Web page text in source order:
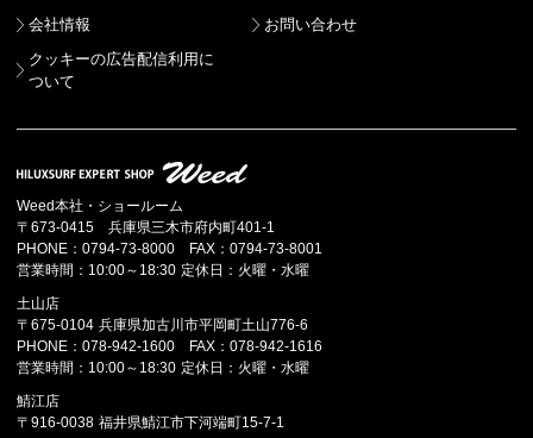
会社情報
お問い合わせ
クッキーの広告配信利用に
ついて
Weed本社・ショールーム
〒673-0415 兵庫県三木市府内町401-1
PHONE：0794-73-8000 FAX：0794-73-8001
営業時間：10:00～18:30 定休日：火曜・水曜
土山店
〒675-0104 兵庫県加古川市平岡町土山776-6
PHONE：078-942-1600 FAX：078-942-1616
営業時間：10:00～18:30 定休日：火曜・水曜
鯖江店
〒916-0038 福井県鯖江市下河端町15-7-1